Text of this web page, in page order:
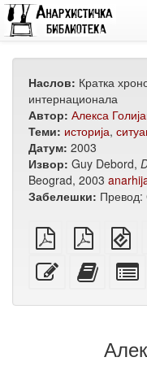
Наслов: Кратка
интернационала
Автор: Алекса
Теми: историја,
Датум: 2003
Извор: Guy Debord,
Beograd, 2003
Забелешки: Превод:
обичен
PDF
А4
PDF
печатење
Уреди
текст
Додади
текст